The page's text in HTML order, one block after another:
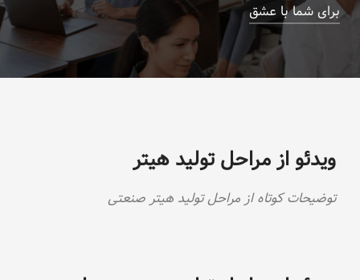
برای شما با عشق
ویدئو از مراحل تولید هیتر
توضیحات کوتاه از مراحل تولید هیتر صنعتی